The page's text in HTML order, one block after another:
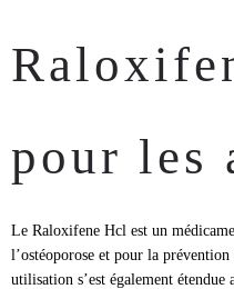
pour les
Le Raloxifene Hcl est un
l’ostéoporose et pour la
utilisation s’est également